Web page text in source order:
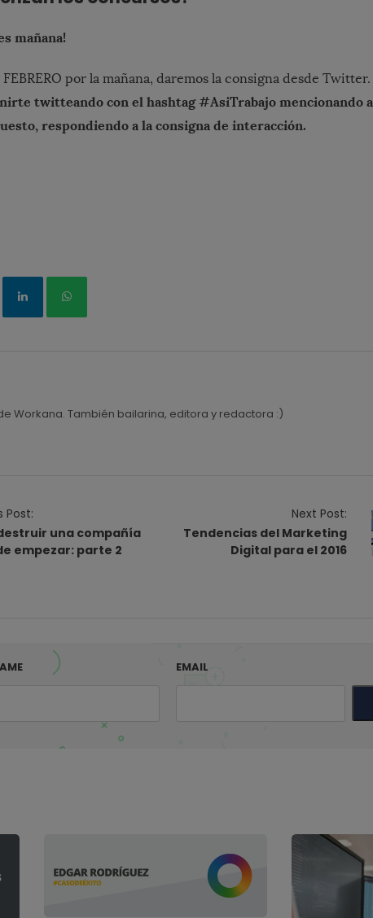
mañana!
FEBRERO por la mañana, daremos la consigna desde Twitter.
twitteando con el hashtag #AsiTrabajo mencionando a
respondiendo a la consigna de interacción.
Workana. También bailarina, editora y redactora :)
Post:
una compañía
empezar: parte 2
Next Post:
Tendencias del Marketing
Digital para el 2016
EMAIL